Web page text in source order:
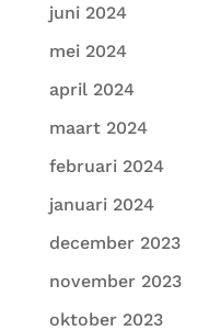
juni 2024
mei 2024
april 2024
maart 2024
februari 2024
januari 2024
december 2023
november 2023
oktober 2023